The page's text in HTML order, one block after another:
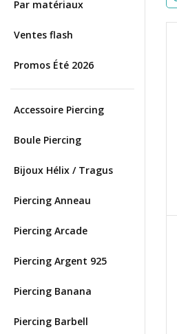
Par matériaux
Ventes flash
Promos Été 2026
Accessoire Piercing
Boule Piercing
Bijoux Hélix / Tragus
Piercing Anneau
Piercing Arcade
Piercing Argent 925
Piercing Banana
Piercing Barbell